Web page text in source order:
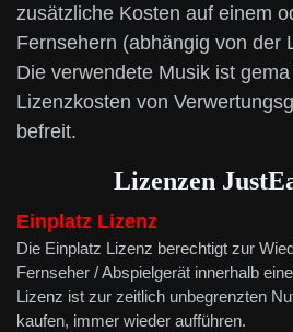
zusätzliche Kosten auf einem
Fernsehern (abhängig von der
Die verwendete Musik ist
Lizenzkosten von
befreit.
Lizenzen
Einplatz Lizenz
Die Einplatz Lizenz berechtigt zur
Fernseher / Abspielgerät innerhalb
Lizenz ist zur zeitlich unbegrenzten
kaufen, immer wieder aufführen.